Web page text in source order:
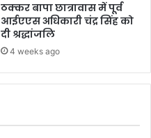
ठक्कर बापा छात्रावास में पूर्व
आईएएस अधिकारी चंद्र सिंह को
दी श्रद्धांजलि
4 weeks ago